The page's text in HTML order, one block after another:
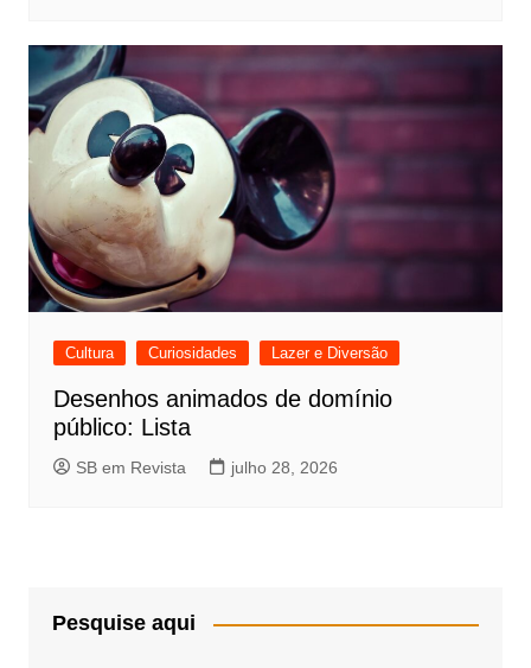
Cultura Curiosidades Lazer e Diversão
Desenhos animados de domínio
público: Lista
SB em Revista julho 28, 2026
Pesquise aqui